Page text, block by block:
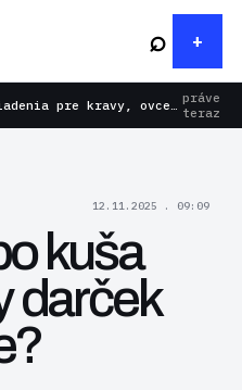
⌕
Mobilné dojacie zariadenia pre kravy, ovce aj kozy: rýchlejšie dojenie bez zbytočnej námahy práve
teraz
12.11.2025 . 09:09
kuša
darček